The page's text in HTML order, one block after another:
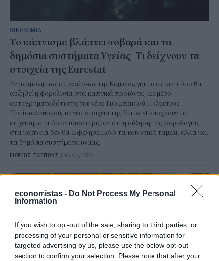
economistas - Do Not Process My Personal
Information
If you wish to opt-out of the sale, sharing to third parties, or
processing of your personal or sensitive information for
targeted advertising by us, please use the below opt-out
section to confirm your selection. Please note that after your
ΟΙΚΟΝΟΜΙΑ
Το κάπνισμα βλάπτει σοβαρά και τα
δημόσια συστήματα Υγείας- Τι δείχνουν τα
στοιχεία της Eurostat
Εν αναμονή των αποφάσεων της Κομισιόν, για το αν και πόσο θα
αυξηθεί η φορολογία στα καπνικά προϊόντα, ως μέσο
αυτοχρηματοδότησης του νέου Ευρωπαϊκού Πολυετούς
Προϋπολογισμού, τα νέα στοιχεία της Eurostat ενισχύουν τα
επιχειρήματα όσων υποστηρίζουν ότι η αύξηση της φορολογίας
στα καπνικά δεν θα ωφελήσει μόνο τα κοινοτικά ταμεία, αλλά και
τα δημόσια συστήματα υγείας.
ΓΙΩΡΓΟΣ ΠΑΠΠΟΥΣ / 06 Αυγ 2026